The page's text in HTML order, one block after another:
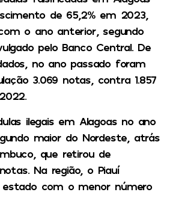
de 65,2% em 2023,
o ano anterior, segundo
pelo Banco Central. De
no ano passado foram
3.069 notas, contra 1.857
ilegais em Alagoas no ano
maior do Nordeste, atrás
que retirou de
Na região, o Piauí
com o menor número